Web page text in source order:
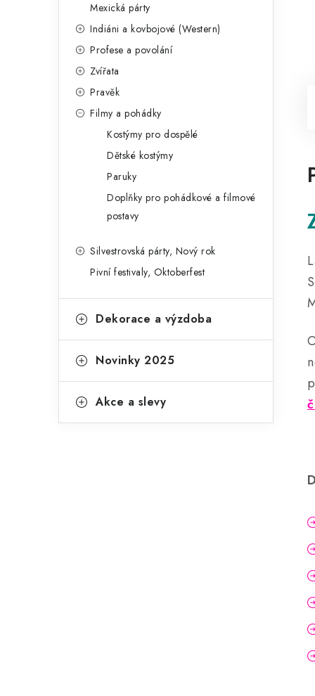
Mexická párty
Indiáni a kovbojové (Western)
Profese a povolání
Zvířata
Pravěk
Filmy a pohádky
Kostýmy pro dospělé
Dětské kostýmy
Paruky
Doplňky pro pohádkové a filmové
postavy
Silvestrovská párty, Nový rok
Pivní festivaly, Oktoberfest
Dekorace a výzdoba
Novinky 2025
Akce a slevy